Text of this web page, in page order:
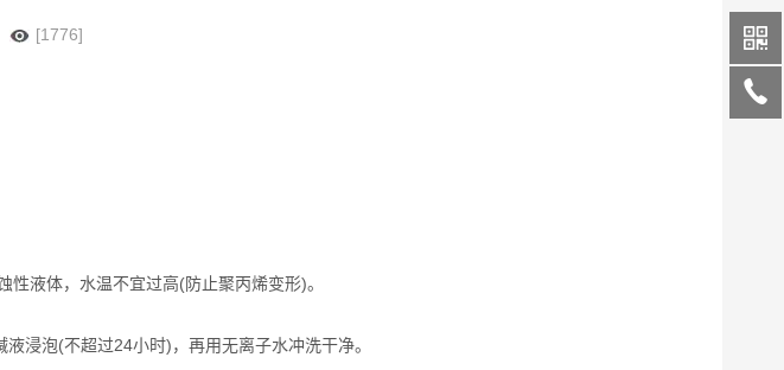
[1776]
液体，水温不宜过高(防止聚丙烯变形)。
泡(不超过24小时)，再用无离子水冲洗干净。